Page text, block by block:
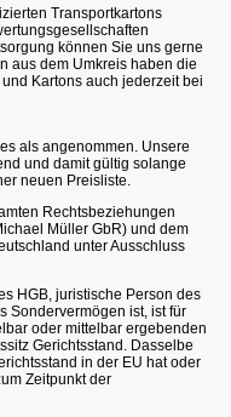
Transportkartons
können Sie uns gerne
aus dem Umkreis haben die
Kartons auch jederzeit bei
als angenommen. Unsere
und damit gültig solange
neuen Preisliste.
Rechtsbeziehungen
Müller GbR) und dem
unter Ausschluss
HGB, juristische Person des
Sondervermögen ist, ist für
oder mittelbar ergebenden
Gerichtsstand. Dasselbe
in der EU hat oder
Zeitpunkt der